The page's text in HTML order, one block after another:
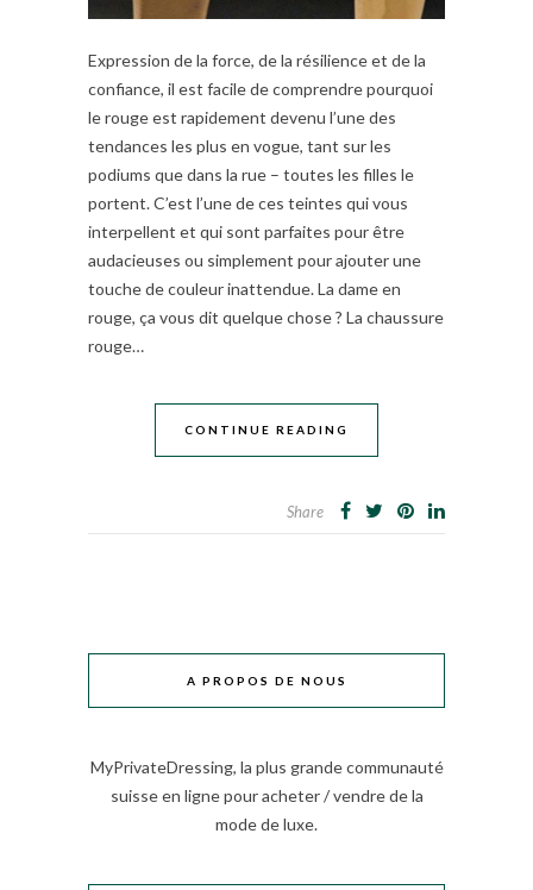
Expression de la force, de la résilience et de la
confiance, il est facile de comprendre pourquoi
le rouge est rapidement devenu l’une des
tendances les plus en vogue, tant sur les
podiums que dans la rue – toutes les filles le
portent. C’est l’une de ces teintes qui vous
interpellent et qui sont parfaites pour être
audacieuses ou simplement pour ajouter une
touche de couleur inattendue. La dame en
rouge, ça vous dit quelque chose ? La chaussure
rouge…
CONTINUE READING
Share
A PROPOS DE NOUS
MyPrivateDressing, la plus grande communauté
suisse en ligne pour acheter / vendre de la
mode de luxe.